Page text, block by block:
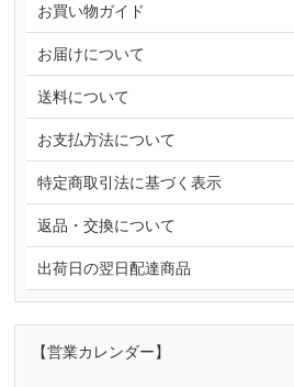
お買い物ガイド
お届けについて
送料について
お支払方法について
特定商取引法に基づく表示
返品・交換について
出荷日の翌日配達商品
【営業カレンダー】